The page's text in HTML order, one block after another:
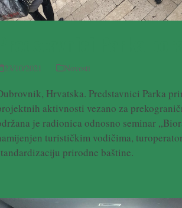
23/10/2021 Novosti
Hrvatska. Predstavnici Parka
aktivnosti vezano za
je radionica odnosno seminar
turističkim vodičima,
prirodne baštine.